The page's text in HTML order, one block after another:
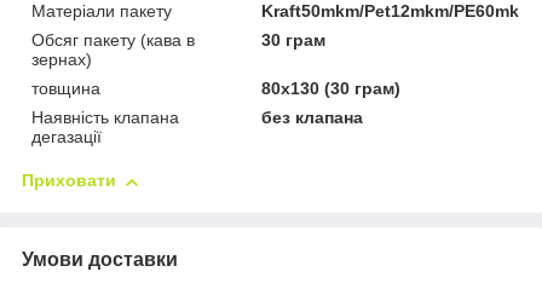
Матеріали пакету
Kraft50mkm/Pet12mkm/PE60mkm
Обсяг пакету (кава в
зернах)
30 грам
товщина
80х130 (30 грам)
Наявність клапана
дегазації
без клапана
Приховати
Умови доставки